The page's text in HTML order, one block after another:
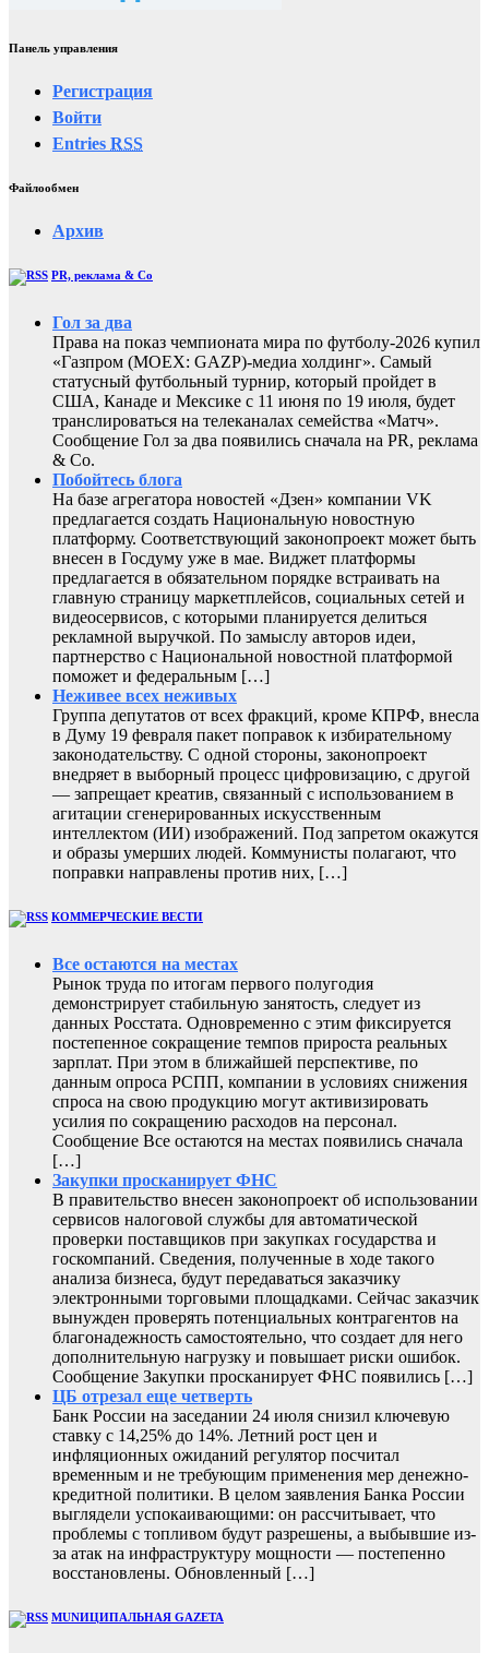
Панель управления
Регистрация
Войти
Entries RSS
Файлообмен
Архив
PR, реклама & Co
Гол за два
Права на показ чемпионата мира по футболу-2026 купил
«Газпром (MOEX: GAZP)-медиа холдинг». Самый
статусный футбольный турнир, который пройдет в
США, Канаде и Мексике с 11 июня по 19 июля, будет
транслироваться на телеканалах семейства «Матч».
Сообщение Гол за два появились сначала на PR, реклама
& Co.
Побойтесь блога
На базе агрегатора новостей «Дзен» компании VK
предлагается создать Национальную новостную
платформу. Соответствующий законопроект может быть
внесен в Госдуму уже в мае. Виджет платформы
предлагается в обязательном порядке встраивать на
главную страницу маркетплейсов, социальных сетей и
видеосервисов, с которыми планируется делиться
рекламной выручкой. По замыслу авторов идеи,
партнерство с Национальной новостной платформой
поможет и федеральным […]
Неживее всех неживых
Группа депутатов от всех фракций, кроме КПРФ, внесла
в Думу 19 февраля пакет поправок к избирательному
законодательству. С одной стороны, законопроект
внедряет в выборный процесс цифровизацию, с другой
— запрещает креатив, связанный с использованием в
агитации сгенерированных искусственным
интеллектом (ИИ) изображений. Под запретом окажутся
и образы умерших людей. Коммунисты полагают, что
поправки направлены против них, […]
КОММЕРЧЕСКИЕ ВЕСТИ
Все остаются на местах
Рынок труда по итогам первого полугодия
демонстрирует стабильную занятость, следует из
данных Росстата. Одновременно с этим фиксируется
постепенное сокращение темпов прироста реальных
зарплат. При этом в ближайшей перспективе, по
данным опроса РСПП, компании в условиях снижения
спроса на свою продукцию могут активизировать
усилия по сокращению расходов на персонал.
Сообщение Все остаются на местах появились сначала
[…]
Закупки просканирует ФНС
В правительство внесен законопроект об использовании
сервисов налоговой службы для автоматической
проверки поставщиков при закупках государства и
госкомпаний. Сведения, полученные в ходе такого
анализа бизнеса, будут передаваться заказчику
электронными торговыми площадками. Сейчас заказчик
вынужден проверять потенциальных контрагентов на
благонадежность самостоятельно, что создает для него
дополнительную нагрузку и повышает риски ошибок.
Сообщение Закупки просканирует ФНС появились […]
ЦБ отрезал еще четверть
Банк России на заседании 24 июля снизил ключевую
ставку с 14,25% до 14%. Летний рост цен и
инфляционных ожиданий регулятор посчитал
временным и не требующим применения мер денежно-
кредитной политики. В целом заявления Банка России
выглядели успокаивающими: он рассчитывает, что
проблемы с топливом будут разрешены, а выбывшие из-
за атак на инфраструктуру мощности — постепенно
восстановлены. Обновленный […]
MUNИЦИПАЛЬНАЯ GAZЕТА